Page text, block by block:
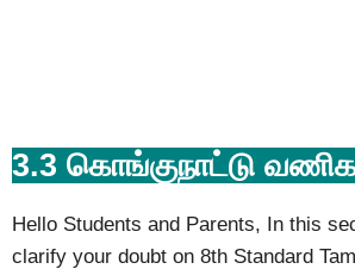
3.3 கொங்குநாட்டு
Hello Students and Parents, In this
clarify your doubt on 8th Standard